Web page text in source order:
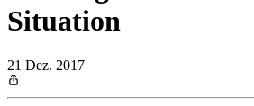
Situation
21 Dez. 2017|